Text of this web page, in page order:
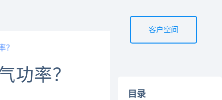
客户空间
？
功率？
目录